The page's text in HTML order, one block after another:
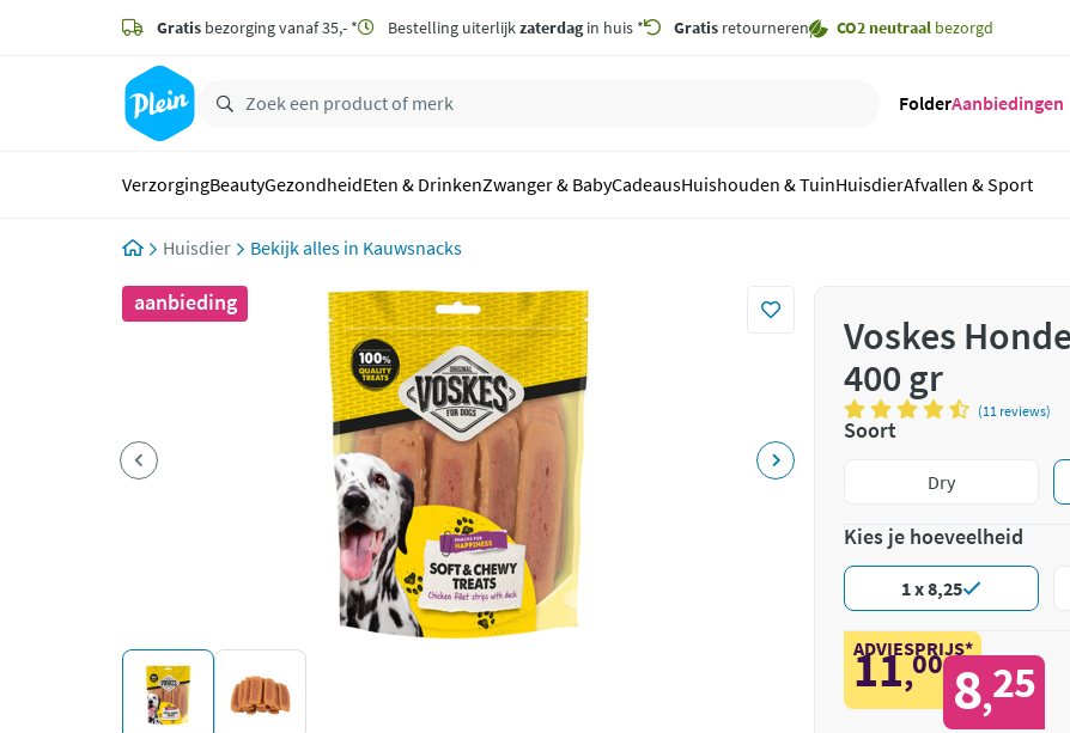
zoeken
hoofdinhoud
Gratis bezorging vanaf 35,- * Bestelling uiterlijkzaterdagin huis * Gratis retourneren CO2 neutraal bezorgd
FolderAanbiedingen
VerzorgingBeautyGezondheidEten & DrinkenZwanger & BabyCadeausHuishouden & TuinHuisdierAfvallen & Sport
Huisdier Kauwsnacks
aanbieding
Voskes
400 gr
(11 reviews)
Soort
Dry
Kies je hoeveelheid
1 x 8,25
ADVIESPRIJS*
11,00 8,25